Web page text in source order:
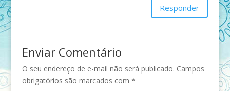
Responder
Enviar Comentário
O seu endereço de e-mail não será publicado. Campos
obrigatórios são marcados com *